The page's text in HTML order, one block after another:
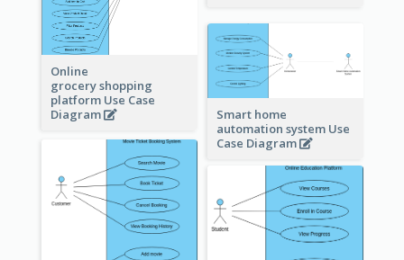
Online
grocery shopping
platform Use Case
Diagram
Smart home
automation system Use
Case Diagram